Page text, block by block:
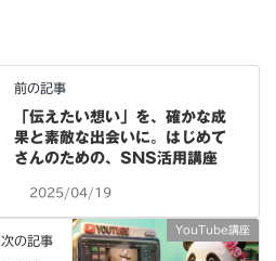
前の記事
「伝えたい想い」を、確かな成
果と素敵な出会いに。はじめて
さんのための、SNS活用講座
2025/04/19
YouTube講座
次の記事